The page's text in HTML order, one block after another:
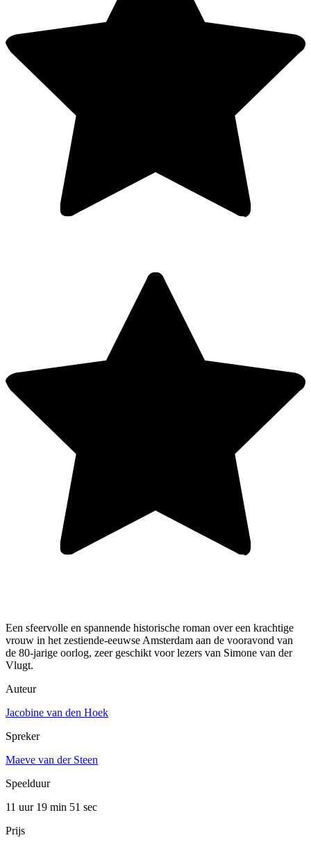
Een sfeervolle en spannende historische roman over een krachtige
vrouw in het zestiende-eeuwse Amsterdam aan de vooravond van
de 80-jarige oorlog, zeer geschikt voor lezers van Simone van der
Vlugt.
Auteur
Jacobine van den Hoek
Spreker
Maeve van der Steen
Speelduur
11 uur 19 min 51 sec
Prijs